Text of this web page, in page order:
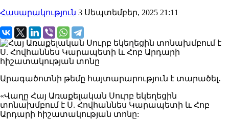
Հասարակություն 3 Սեպտեմբեր, 2025 21:11
Արագածոտնի թեմը հայտարարություն է տարածել․
«Վաղը Հայ Առաքելական Սուրբ եկեղեցին
տոնախմբում է Ս. Հովհաննես Կարապետի և Հոբ
Արդարի հիշատակության տոնը: